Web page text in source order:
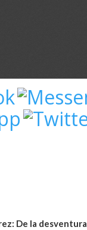
De la desventura